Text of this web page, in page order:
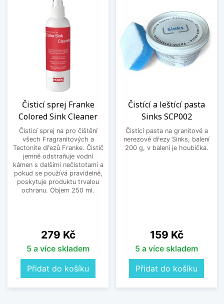
Čisticí sprej Franke
Colored Sink Cleaner
Čisticí sprej na pro čištění
všech Fragranitových a
Tectonite dřezů Franke. Čistič
jemně odstraňuje vodní
kámen s dalšími nečistotami a
pokud se používá pravidelně,
poskytuje produktu trvalou
ochranu. Objem 250 ml.
Cena
279 Kč
5 a více skladem
Přidat do košíku
Čistící a leštící pasta
Sinks SCP002
Čistící pasta na granitové a
nerezové dřezy Sinks, balení
200 g, v balení je houbička.
Cena
159 Kč
5 a více skladem
Přidat do košíku